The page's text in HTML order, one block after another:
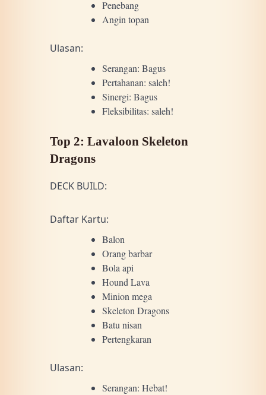
Penebang
Angin topan
Ulasan:
Serangan: Bagus
Pertahanan: saleh!
Sinergi: Bagus
Fleksibilitas: saleh!
Top 2: Lavaloon Skeleton
Dragons
DECK BUILD:
Daftar Kartu:
Balon
Orang barbar
Bola api
Hound Lava
Minion mega
Skeleton Dragons
Batu nisan
Pertengkaran
Ulasan:
Serangan: Hebat!